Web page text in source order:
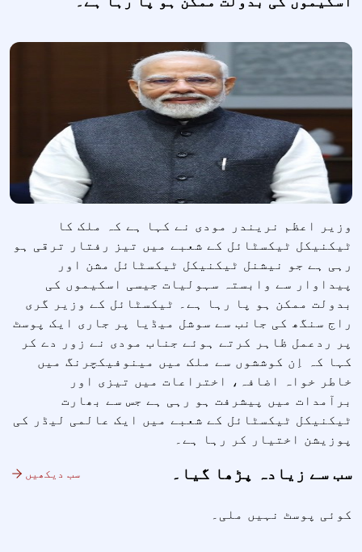
وزیر اعظم نریندر مودی نے کہا ہے کہ ملک کا
ٹیکنیکل ٹیکسٹائل کے شعبے میں تیز رفتار ترقی ہو
رہی ہے جو نیشنل ٹیکنیکل ٹیکسٹائل مشن اور
پیداوار سے وابستہ سہولیات جیسی اسکیموں کی
بدولت ممکن ہو پا رہا ہے۔ ٹیکسٹائل کے وزیر گری
راج سنگھ کی جانب سے سوشل میڈیا پر جاری ایک پوسٹ
پر ردعمل ظاہر کرتے ہوئے جناب مودی نے زور دے کر
کہا کہ اِن کوششوں سے ملک میں مینوفیکچرنگ میں
خاطر خواہ اضافہ، اختراعات میں تیزی اور
برآمدات میں پیشرفت ہو رہی ہے جس سے بھارت
ٹیکنیکل ٹیکسٹائل کے شعبے میں ایک عالمی لیڈر کی
پوزیشن اختیار کر رہا ہے۔
سب سے زیادہ پڑھا گیا۔ سب دیکھیں
کوئی پوسٹ نہیں ملی۔